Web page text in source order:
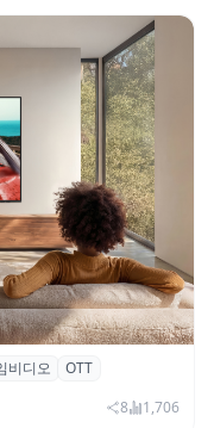
오에 ‘HDR10+
비디오
OTT
8 1,706